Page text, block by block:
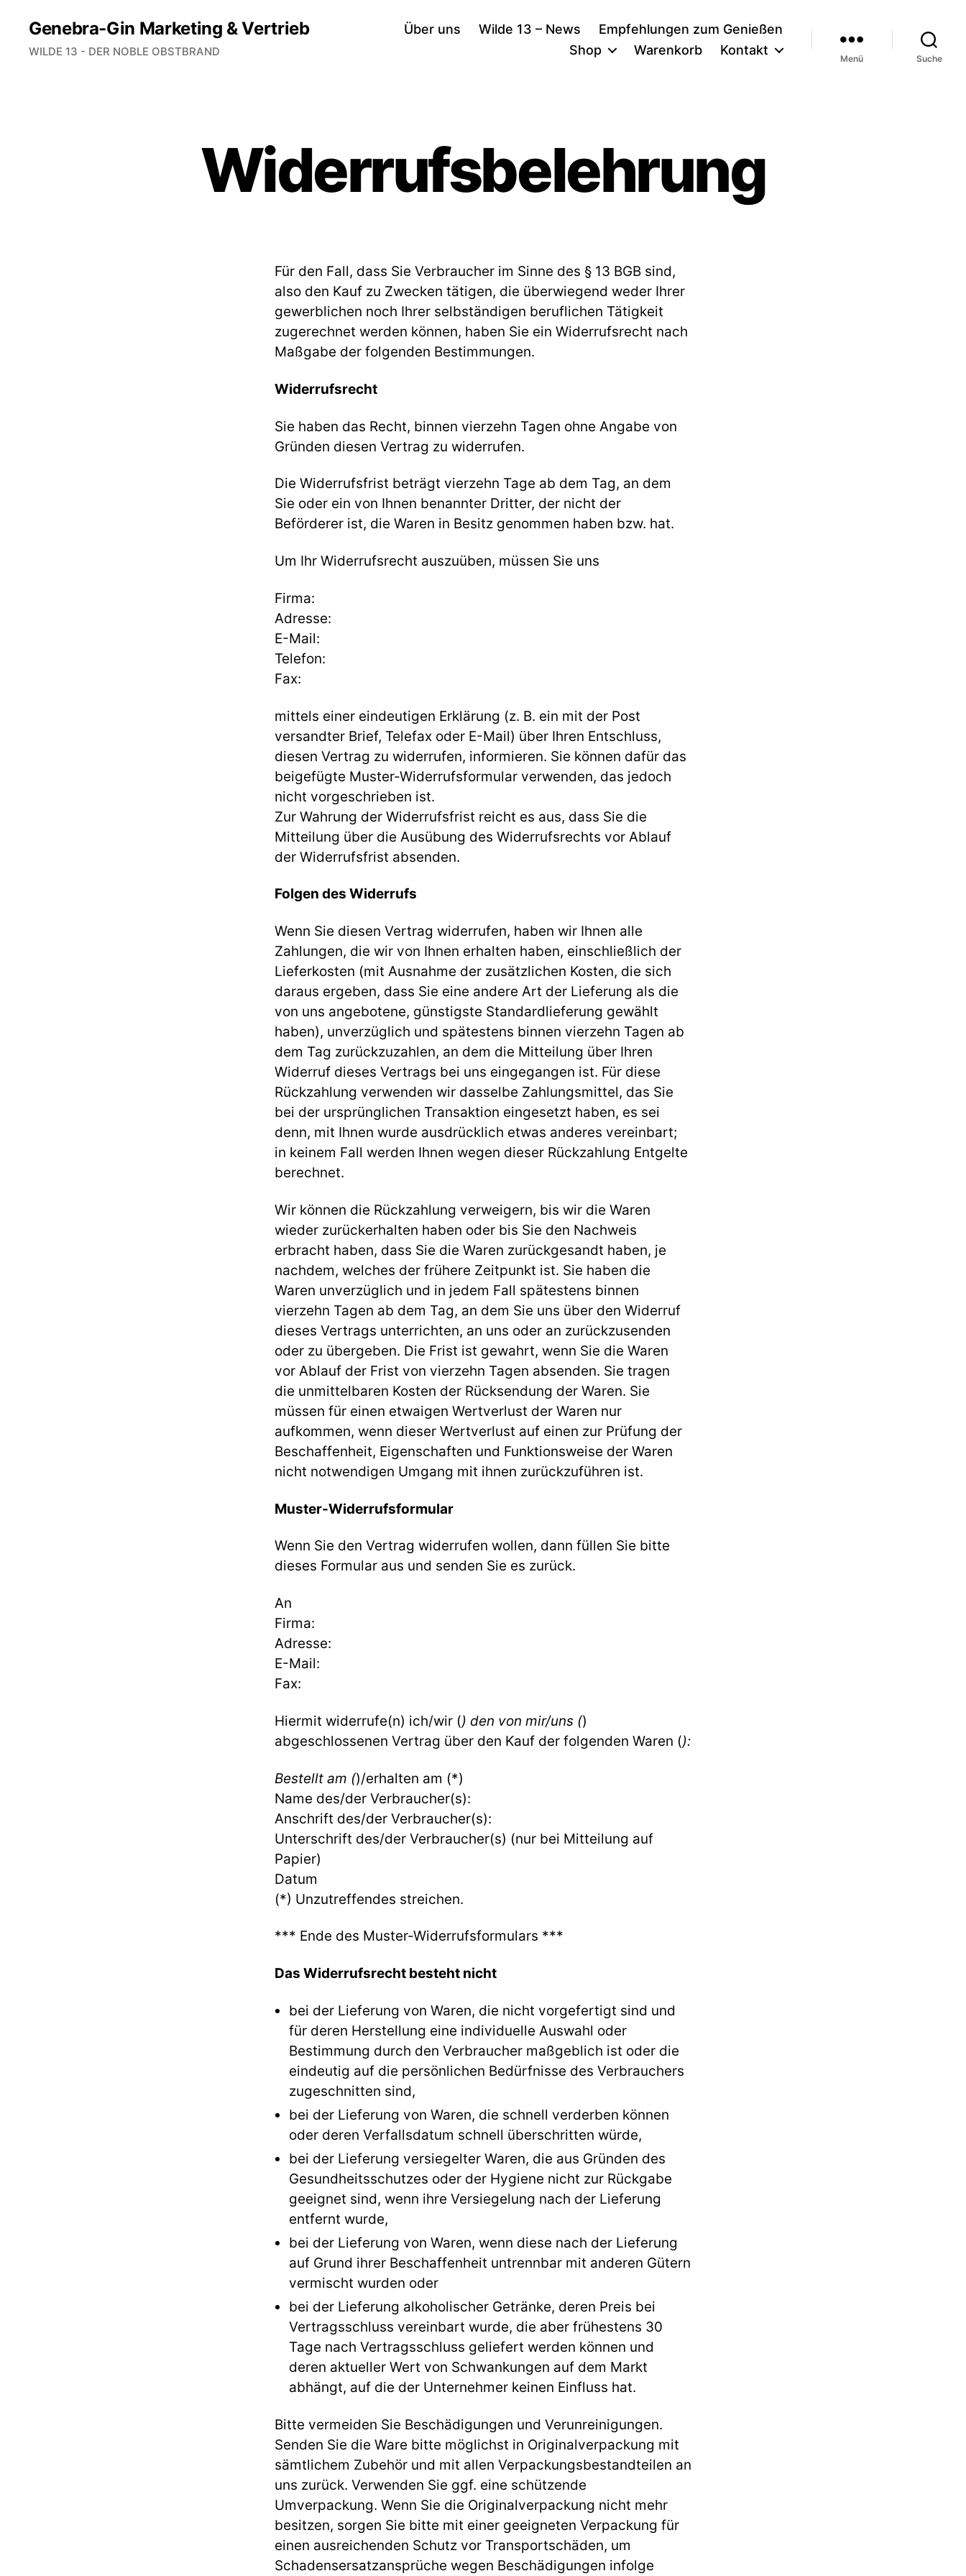
Genebra-Gin Marketing & Vertrieb
WILDE 13 - DER NOBLE OBSTBRAND
Über uns Wilde 13 – News
Empfehlungen zum Genießen
Shop
Warenkorb Kontakt
Menü Suche
Widerrufsbelehrung
Für den Fall, dass Sie Verbraucher im Sinne des § 13 BGB sind,
also den Kauf zu Zwecken tätigen, die überwiegend weder Ihrer
gewerblichen noch Ihrer selbständigen beruflichen Tätigkeit
zugerechnet werden können, haben Sie ein Widerrufsrecht nach
Maßgabe der folgenden Bestimmungen.
Widerrufsrecht
Sie haben das Recht, binnen vierzehn Tagen ohne Angabe von
Gründen diesen Vertrag zu widerrufen.
Die Widerrufsfrist beträgt vierzehn Tage ab dem Tag, an dem
Sie oder ein von Ihnen benannter Dritter, der nicht der
Beförderer ist, die Waren in Besitz genommen haben bzw. hat.
Um Ihr Widerrufsrecht auszuüben, müssen Sie uns
Firma:
Adresse:
E-Mail:
Telefon:
Fax:
mittels einer eindeutigen Erklärung (z. B. ein mit der Post
versandter Brief, Telefax oder E-Mail) über Ihren Entschluss,
diesen Vertrag zu widerrufen, informieren. Sie können dafür das
beigefügte Muster-Widerrufsformular verwenden, das jedoch
nicht vorgeschrieben ist.
Zur Wahrung der Widerrufsfrist reicht es aus, dass Sie die
Mitteilung über die Ausübung des Widerrufsrechts vor Ablauf
der Widerrufsfrist absenden.
Folgen des Widerrufs
Wenn Sie diesen Vertrag widerrufen, haben wir Ihnen alle
Zahlungen, die wir von Ihnen erhalten haben, einschließlich der
Lieferkosten (mit Ausnahme der zusätzlichen Kosten, die sich
daraus ergeben, dass Sie eine andere Art der Lieferung als die
von uns angebotene, günstigste Standardlieferung gewählt
haben), unverzüglich und spätestens binnen vierzehn Tagen ab
dem Tag zurückzuzahlen, an dem die Mitteilung über Ihren
Widerruf dieses Vertrags bei uns eingegangen ist. Für diese
Rückzahlung verwenden wir dasselbe Zahlungsmittel, das Sie
bei der ursprünglichen Transaktion eingesetzt haben, es sei
denn, mit Ihnen wurde ausdrücklich etwas anderes vereinbart;
in keinem Fall werden Ihnen wegen dieser Rückzahlung Entgelte
berechnet.
Wir können die Rückzahlung verweigern, bis wir die Waren
wieder zurückerhalten haben oder bis Sie den Nachweis
erbracht haben, dass Sie die Waren zurückgesandt haben, je
nachdem, welches der frühere Zeitpunkt ist. Sie haben die
Waren unverzüglich und in jedem Fall spätestens binnen
vierzehn Tagen ab dem Tag, an dem Sie uns über den Widerruf
dieses Vertrags unterrichten, an uns oder an zurückzusenden
oder zu übergeben. Die Frist ist gewahrt, wenn Sie die Waren
vor Ablauf der Frist von vierzehn Tagen absenden. Sie tragen
die unmittelbaren Kosten der Rücksendung der Waren. Sie
müssen für einen etwaigen Wertverlust der Waren nur
aufkommen, wenn dieser Wertverlust auf einen zur Prüfung der
Beschaffenheit, Eigenschaften und Funktionsweise der Waren
nicht notwendigen Umgang mit ihnen zurückzuführen ist.
Muster-Widerrufsformular
Wenn Sie den Vertrag widerrufen wollen, dann füllen Sie bitte
dieses Formular aus und senden Sie es zurück.
An
Firma:
Adresse:
E-Mail:
Fax:
Hiermit widerrufe(n) ich/wir () den von mir/uns ()
abgeschlossenen Vertrag über den Kauf der folgenden Waren ():
Bestellt am ()/erhalten am (*)
Name des/der Verbraucher(s):
Anschrift des/der Verbraucher(s):
Unterschrift des/der Verbraucher(s) (nur bei Mitteilung auf
Papier)
Datum
(*) Unzutreffendes streichen.
*** Ende des Muster-Widerrufsformulars ***
Das Widerrufsrecht besteht nicht
bei der Lieferung von Waren, die nicht vorgefertigt sind und
für deren Herstellung eine individuelle Auswahl oder
Bestimmung durch den Verbraucher maßgeblich ist oder die
eindeutig auf die persönlichen Bedürfnisse des Verbrauchers
zugeschnitten sind,
bei der Lieferung von Waren, die schnell verderben können
oder deren Verfallsdatum schnell überschritten würde,
bei der Lieferung versiegelter Waren, die aus Gründen des
Gesundheitsschutzes oder der Hygiene nicht zur Rückgabe
geeignet sind, wenn ihre Versiegelung nach der Lieferung
entfernt wurde,
bei der Lieferung von Waren, wenn diese nach der Lieferung
auf Grund ihrer Beschaffenheit untrennbar mit anderen Gütern
vermischt wurden oder
bei der Lieferung alkoholischer Getränke, deren Preis bei
Vertragsschluss vereinbart wurde, die aber frühestens 30
Tage nach Vertragsschluss geliefert werden können und
deren aktueller Wert von Schwankungen auf dem Markt
abhängt, auf die der Unternehmer keinen Einfluss hat.
Bitte vermeiden Sie Beschädigungen und Verunreinigungen.
Senden Sie die Ware bitte möglichst in Originalverpackung mit
sämtlichem Zubehör und mit allen Verpackungsbestandteilen an
uns zurück. Verwenden Sie ggf. eine schützende
Umverpackung. Wenn Sie die Originalverpackung nicht mehr
besitzen, sorgen Sie bitte mit einer geeigneten Verpackung für
einen ausreichenden Schutz vor Transportschäden, um
Schadensersatzansprüche wegen Beschädigungen infolge